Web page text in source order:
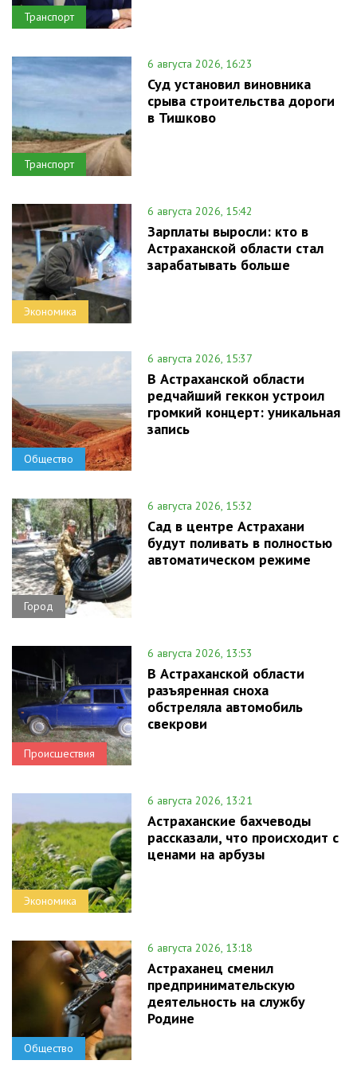
Транспорт
Транспорт
6 августа 2026, 16:23
Суд установил виновника
срыва строительства дороги
в Тишково
Экономика
6 августа 2026, 15:42
Зарплаты выросли: кто в
Астраханской области стал
зарабатывать больше
Общество
6 августа 2026, 15:37
В Астраханской области
редчайший геккон устроил
громкий концерт: уникальная
запись
Город
6 августа 2026, 15:32
Сад в центре Астрахани
будут поливать в полностью
автоматическом режиме
Происшествия
6 августа 2026, 13:53
В Астраханской области
разъяренная сноха
обстреляла автомобиль
свекрови
Экономика
6 августа 2026, 13:21
Астраханские бахчеводы
рассказали, что происходит с
ценами на арбузы
Общество
6 августа 2026, 13:18
Астраханец сменил
предпринимательскую
деятельность на службу
Родине